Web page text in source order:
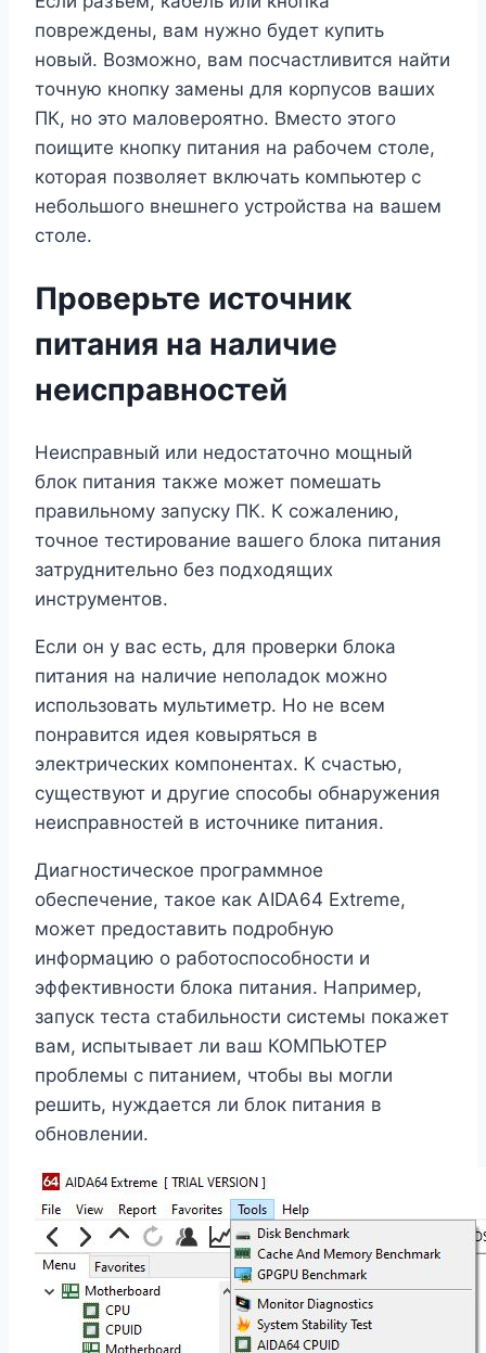
повреждены, вам нужно будет купить
новый. Возможно, вам посчастливится найти
точную кнопку замены для корпусов ваших
ПК, но это маловероятно. Вместо этого
поищите кнопку питания на рабочем столе,
которая позволяет включать компьютер с
небольшого внешнего устройства на вашем
столе.
Проверьте источник
питания на наличие
неисправностей
Неисправный или недостаточно мощный
блок питания также может помешать
правильному запуску ПК. К сожалению,
точное тестирование вашего блока питания
затруднительно без подходящих
инструментов.
Если он у вас есть, для проверки блока
питания на наличие неполадок можно
использовать мультиметр. Но не всем
понравится идея ковыряться в
электрических компонентах. К счастью,
существуют и другие способы обнаружения
неисправностей в источнике питания.
Диагностическое программное
обеспечение, такое как AIDA64 Extreme,
может предоставить подробную
информацию о работоспособности и
эффективности блока питания. Например,
запуск теста стабильности системы покажет
вам, испытывает ли ваш КОМПЬЮТЕР
проблемы с питанием, чтобы вы могли
решить, нуждается ли блок питания в
обновлении.